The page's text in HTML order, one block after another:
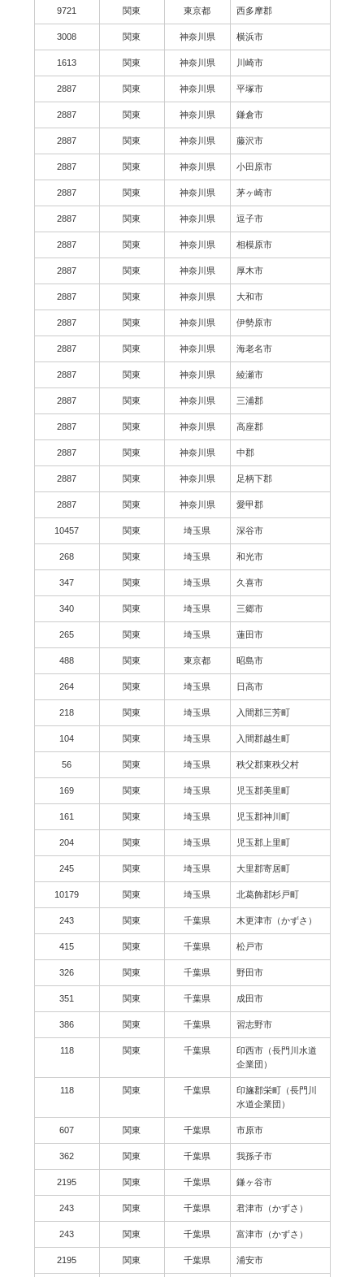
9721 関東 東京都 西多摩郡
3008 関東 神奈川県 横浜市
1613 関東 神奈川県 川崎市
2887 関東 神奈川県 平塚市
2887 関東 神奈川県 鎌倉市
2887 関東 神奈川県 藤沢市
2887 関東 神奈川県 小田原市
2887 関東 神奈川県 茅ヶ崎市
2887 関東 神奈川県 逗子市
2887 関東 神奈川県 相模原市
2887 関東 神奈川県 厚木市
2887 関東 神奈川県 大和市
2887 関東 神奈川県 伊勢原市
2887 関東 神奈川県 海老名市
2887 関東 神奈川県 綾瀬市
2887 関東 神奈川県 三浦郡
2887 関東 神奈川県 高座郡
2887 関東 神奈川県 中郡
2887 関東 神奈川県 足柄下郡
2887 関東 神奈川県 愛甲郡
10457 関東 埼玉県 深谷市
268 関東 埼玉県 和光市
347 関東 埼玉県 久喜市
340 関東 埼玉県 三郷市
265 関東 埼玉県 蓮田市
488 関東 東京都 昭島市
264 関東 埼玉県 日高市
218 関東 埼玉県 入間郡三芳町
104 関東 埼玉県 入間郡越生町
56 関東 埼玉県 秩父郡東秩父村
169 関東 埼玉県 児玉郡美里町
161 関東 埼玉県 児玉郡神川町
204 関東 埼玉県 児玉郡上里町
245 関東 埼玉県 大里郡寄居町
10179 関東 埼玉県 北葛飾郡杉戸町
243 関東 千葉県 木更津市（かずさ）
415 関東 千葉県 松戸市
326 関東 千葉県 野田市
351 関東 千葉県 成田市
386 関東 千葉県 習志野市
118 関東 千葉県
印西市（長門川水道
企業団）
118 関東 千葉県
印旛郡栄町（長門川
水道企業団）
607 関東 千葉県 市原市
362 関東 千葉県 我孫子市
2195 関東 千葉県 鎌ヶ谷市
243 関東 千葉県 君津市（かずさ）
243 関東 千葉県 富津市（かずさ）
2195 関東 千葉県 浦安市